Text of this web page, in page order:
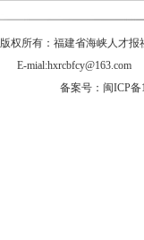
版权所有：福建省海峡人才
E-
备案号：闽ICP备